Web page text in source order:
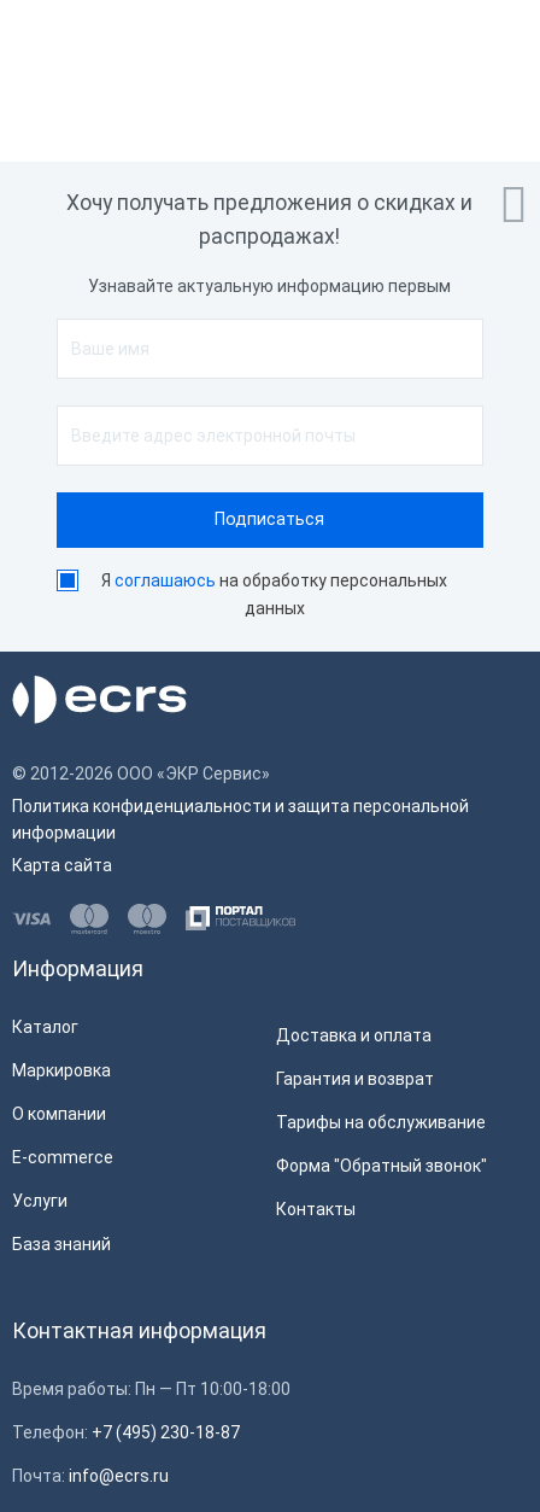

Хочу получать предложения о скидках и
распродажах!
Узнавайте актуальную информацию первым
Ясоглашаюсь на обработку персональных
данных
© 2012-2026 ООО «ЭКР Сервис»
Политика конфиденциальности и защита персональной
информации
Карта сайта
Информация
Каталог
Маркировка
О компании
E-commerce
Услуги
База знаний
Доставка и оплата
Гарантия и возврат
Тарифы на обслуживание
Форма "Обратный звонок"
Контакты
Контактная информация
Время работы: Пн — Пт 10:00-18:00
Телефон: +7 (495) 230-18-87
Почта: info@ecrs.ru